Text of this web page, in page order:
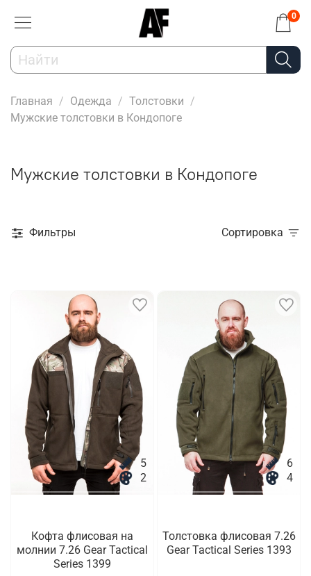
0
Главная Одежда
Толстовки
Мужские толстовки в Кондопоге
Мужские толстовки в Кондопоге
Фильтры Сортировка
5
2
Кофта флисовая на
молнии 7.26 Gear Tactical
Series 1399
6
4
Толстовка флисовая 7.26
Gear Tactical Series 1393